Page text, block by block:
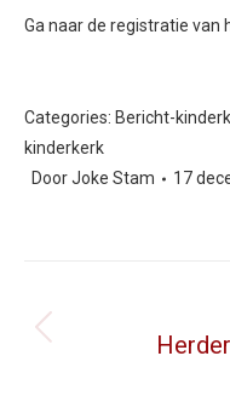
Ga naar de registratie van
Categories: Bericht-
kinderkerk
DoorJoke Stam 17